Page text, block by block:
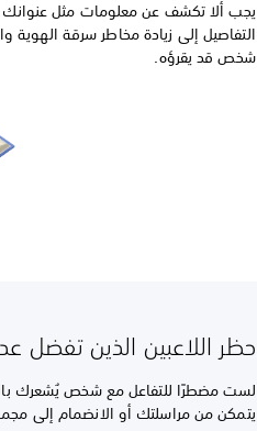
يجب ألا تكشف عن معلومات مثل
التفاصيل إلى زيادة مخاطر سرقة
شخص قد يقرؤه.
حظر اللاعبين الذين تفضل
لست مضطرًا للتفاعل مع شخص يُشعرك
يتمكن من مراسلتك أو الانضمام إلى